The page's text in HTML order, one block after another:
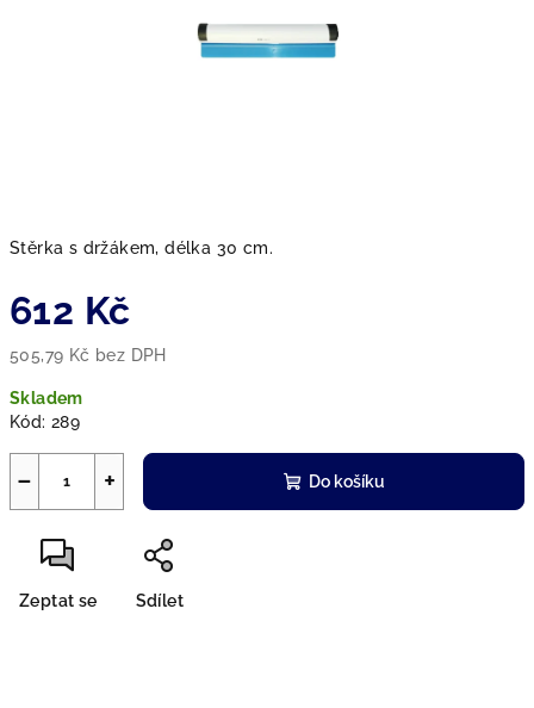
Stěrka s držákem, délka 30 cm.
612 Kč
505,79 Kč bez DPH
cena:
Skladem
Kód: 289
+
− Do košíku
Zeptat se Sdílet